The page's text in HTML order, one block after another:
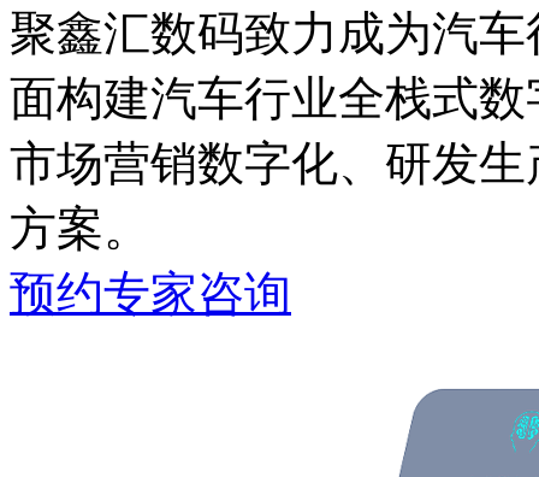
聚鑫汇数码致力成为汽车
面构建汽车行业全栈式数字
市场营销数字化、研发
方案。
预约专家咨询